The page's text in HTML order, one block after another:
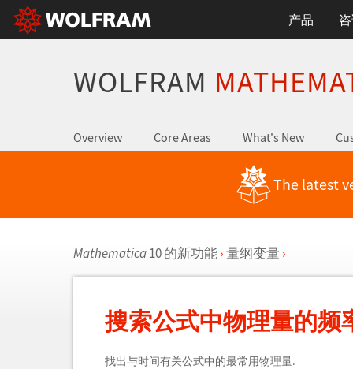
产品
WOLFRAM
Overview Core Areas What's New
The latest
Mathematica10 的新功能 ›量纲变量 ›
搜索公式中物理量的频
找出与时间有关公式中的最常用物理量.